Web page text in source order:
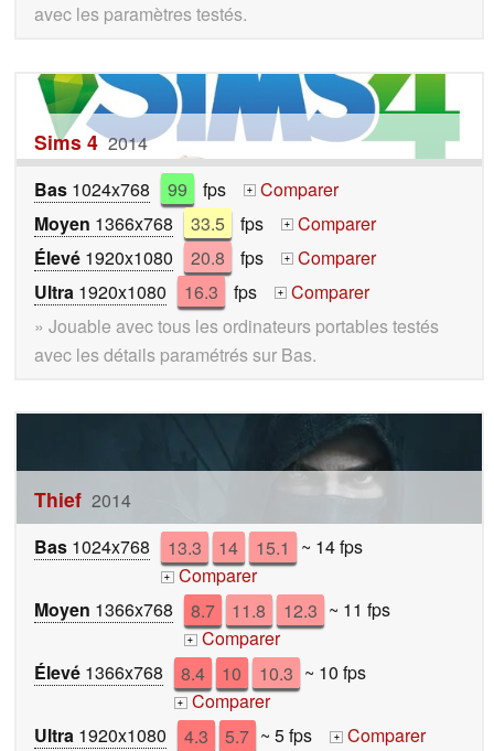
avec les paramètres testés.
Sims 4 2014
Bas 1024x768 99 fps +
Comparer
Moyen 1366x768 33.5 fps +
Comparer
Élevé 1920x1080 20.8 fps +
Comparer
Ultra 1920x1080 16.3 fps +
Comparer
» Jouable avec tous les ordinateurs portables testés
avec les détails paramétrés sur Bas.
Thief 2014
Bas 1024x768 13.3 14 15.1 ~ 14 fps
+ Comparer
Moyen 1366x768 8.7 11.8 12.3 ~ 11 fps
+ Comparer
Élevé 1366x768 8.4 10 10.3 ~ 10 fps
+ Comparer
Ultra 1920x1080 4.3 5.7 ~ 5 fps + Comparer